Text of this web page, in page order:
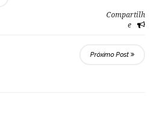
Compartilh
e
Próximo Post